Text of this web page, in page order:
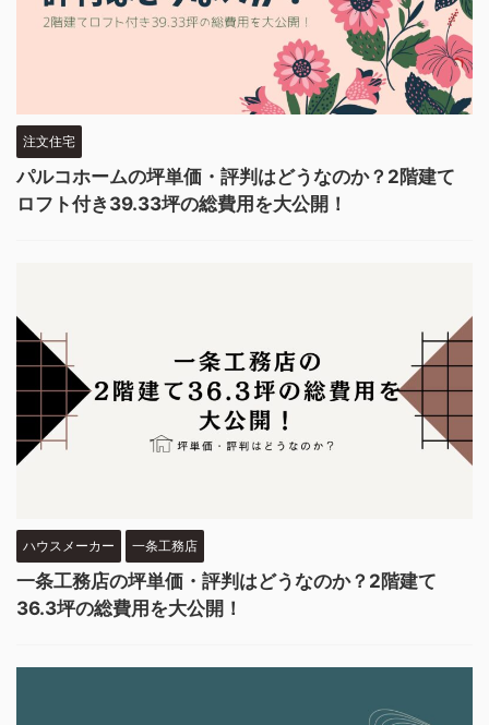
注文住宅
パルコホームの坪単価・評判はどうなのか？2階建て
ロフト付き39.33坪の総費用を大公開！
ハウスメーカー 一条工務店
一条工務店の坪単価・評判はどうなのか？2階建て
36.3坪の総費用を大公開！